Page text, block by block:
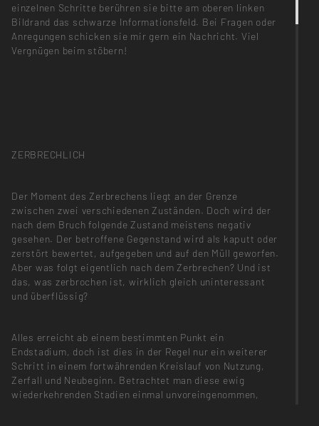
einzelnen Schritte berühren sie bitte am oberen linken
Bildrand das schwarze Informationsfeld. Bei Fragen oder
Anregungen schicken sie mir gern ein Nachricht. Viel
Vergnügen beim stöbern!
ZERBRECHLICH
Der Moment des Zerbrechens liegt an der Grenze
zwischen zwei verschiedenen Zuständen. Doch wird der
nach dem Bruch folgende Zustand meistens negativ
gesehen. Der betroffene Gegenstand wird als kaputt oder
zerstört bewertet, aufgegeben und auf den Müll geworfen.
Aber was folgt eigentlich nach dem Zerbrechen? Und ist
das, was zerbrochen ist, wirklich gleich uninteressant
und überflüssig?
Alles erreicht ab einem bestimmten Punkt ein
Endstadium, doch ist dies in der Regel nur ein weiterer
Schritt in einem fortwährenden Kreislauf von Nutzung,
Zerfall und Neubeginn. Betrachtet man diese ewig
wiederkehrenden Stadien einmal unvoreingenommen,